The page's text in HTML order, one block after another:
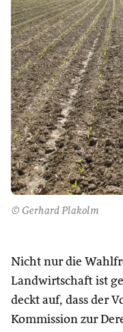
© Gerhard Plakolm
Nicht nur die
Landwirtschaft ist
deckt auf, dass der
Kommission zur